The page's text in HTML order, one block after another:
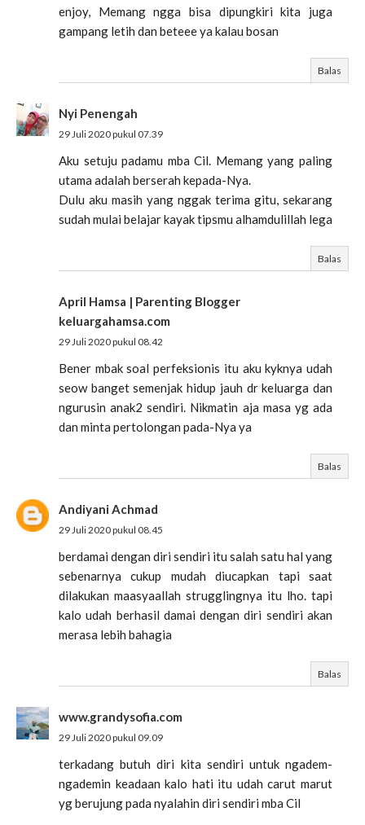
enjoy, Memang ngga bisa dipungkiri kita juga
gampang letih dan beteee ya kalau bosan
Balas
Nyi Penengah
29 Juli 2020 pukul 07.39
Aku setuju padamu mba Cil. Memang yang paling
utama adalah berserah kepada-Nya.
Dulu aku masih yang nggak terima gitu, sekarang
sudah mulai belajar kayak tipsmu alhamdulillah lega
Balas
April Hamsa | Parenting Blogger
keluargahamsa.com
29 Juli 2020 pukul 08.42
Bener mbak soal perfeksionis itu aku kyknya udah
seow banget semenjak hidup jauh dr keluarga dan
ngurusin anak2 sendiri. Nikmatin aja masa yg ada
dan minta pertolongan pada-Nya ya
Balas
Andiyani Achmad
29 Juli 2020 pukul 08.45
berdamai dengan diri sendiri itu salah satu hal yang
sebenarnya cukup mudah diucapkan tapi saat
dilakukan maasyaallah strugglingnya itu lho. tapi
kalo udah berhasil damai dengan diri sendiri akan
merasa lebih bahagia
Balas
www.grandysofia.com
29 Juli 2020 pukul 09.09
terkadang butuh diri kita sendiri untuk ngadem-
ngademin keadaan kalo hati itu udah carut marut
yg berujung pada nyalahin diri sendiri mba Cil